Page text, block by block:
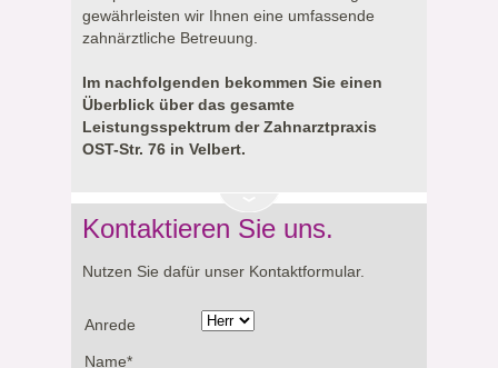
gewährleisten wir Ihnen eine umfassende
zahnärztliche Betreuung.
Im nachfolgenden bekommen Sie einen
Überblick über das gesamte
Leistungsspektrum der Zahnarztpraxis
OST-Str. 76 in Velbert.
Kontaktieren Sie uns.
Nutzen Sie dafür unser Kontaktformular.
Anrede
Name*